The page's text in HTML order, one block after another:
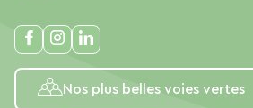
Nos plus belles voies vertes